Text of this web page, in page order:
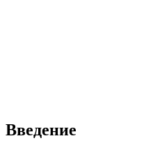
Введение